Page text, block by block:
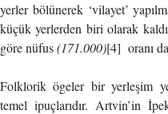
yerler bölünerek ‘vilayet’
küçük yerlerden biri olarak
göre nüfus(171.000)[4] oranı
Folklorik ögeler bir yerleşim
temel ipuçlarıdır. Artvin’in